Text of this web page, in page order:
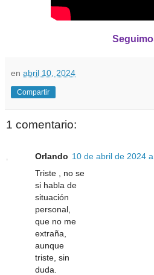
en abril 10, 2024
Compartir
1 comentario:
Orlando 10 de abril de 2024
Triste , no se
si habla de
situación
personal,
que no me
extraña,
aunque
triste, sin
duda.